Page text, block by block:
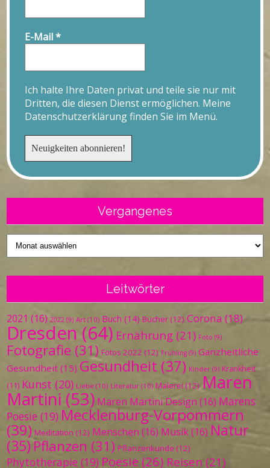
E-Mail*
Ich halte Ihre Daten privat und teile sie nur mit
Dritten, die diesen Dienst ermöglichen. Meine
Datenschutzerklärung finden Sie im Menü.
Vergangenes
Vergangenes
Leitwörter
2021 (16) 2022 (9) Art (10) Buch (14) Bücher (12) Corona (18)
Dresden (64) Ernährung (21) Foto (9)
Fotografie (31) Fotos 2022 (12) Frühling (9) Ganzheitliche
Gesundheit (15) Gesundheit (37) Kinder (9) Krankheit
(11) Kunst (20) Liebe (10) Literatur (10) Malerei (12) Maren
Martini (53) Maren Martini Design (16) Marens
Poesie (19) Mecklenburg-Vorpommern
(39) Meditation (12) Menschen (16) Musik(16) Natur
(35) Pflanzen (31) Pflanzenkunde (12)
Phytotherapie (19) Poesie (26) Reisen (21)